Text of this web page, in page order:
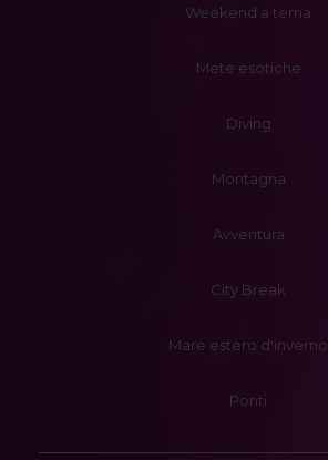
Weekend a tema
Mete esotiche
Diving
Montagna
Avventura
City Break
Mare estero d'inverno
Ponti